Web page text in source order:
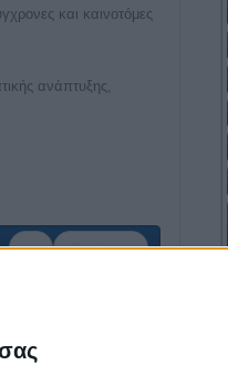
και καινοτόμες
ανάπτυξης,
Επόμενο